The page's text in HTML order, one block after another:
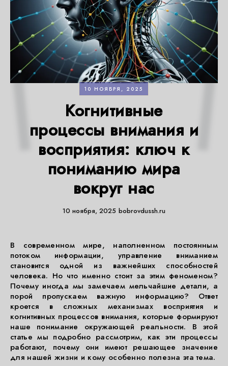
10 НОЯБРЯ, 2025
Когнитивные
процессы внимания и
восприятия: ключ к
пониманию мира
вокруг нас
10 ноября, 2025 bobrovdussh.ru
В современном мире, наполненном постоянным
потоком информации, управление вниманием
становится одной из важнейших способностей
человека. Но что именно стоит за этим феноменом?
Почему иногда мы замечаем мельчайшие детали, а
порой пропускаем важную информацию? Ответ
кроется в сложных механизмах восприятия и
когнитивных процессов внимания, которые формируют
наше понимание окружающей реальности. В этой
статье мы подробно рассмотрим, как эти процессы
работают, почему они имеют решающее значение
для нашей жизни и кому особенно полезна эта тема.